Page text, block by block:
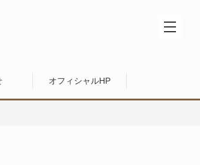
オフィシャルHP